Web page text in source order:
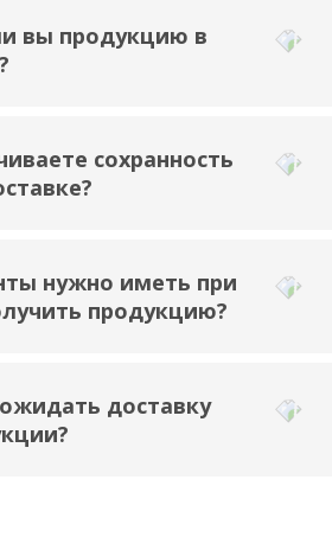
вы продукцию в
сохранность
нужно иметь при
продукцию?
доставку